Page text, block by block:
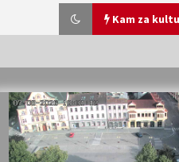
Kam za
Veselí muzikanti
30. 7. 2026